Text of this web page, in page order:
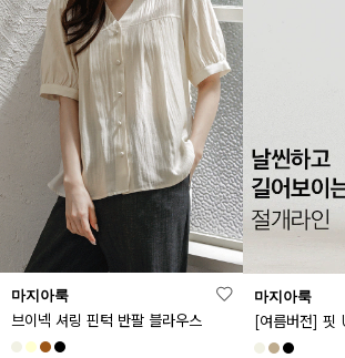
마지아룩
브이넥 셔링 핀턱 반팔 블라우스
마지아룩